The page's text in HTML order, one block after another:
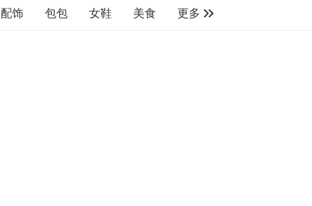
🇨🇦加拿大
配饰 包包 女鞋 美食
更多